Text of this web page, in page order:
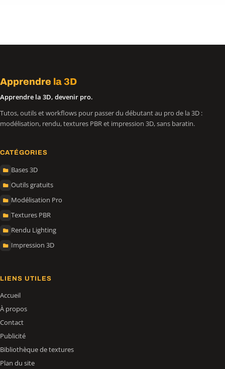
Apprendre la 3D
Apprendre la 3D, devenir pro.
Tutos, outils et workflows pour passer du débutant au pro de la 3D :
modélisation, rendu, textures PBR et impression 3D, sans baratin.
CATÉGORIES
Bases 3D
Outils gratuits
Modélisation Pro
Textures PBR
Rendu Lighting
Impression 3D
LIENS UTILES
Accueil
À propos
Contact
Publicité
Bibliothèque de textures
Plan du site